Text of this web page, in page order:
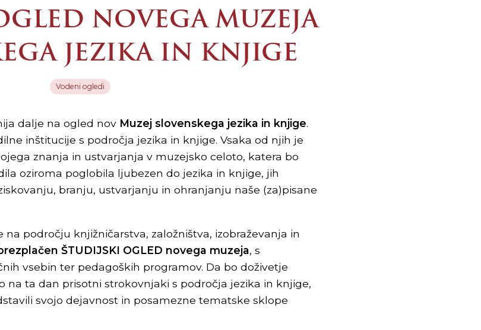
NOVEGA MUZEJA
JEZIKA IN KNJIGE
Vodeni ogledi
dalje na ogled nov Muzej slovenskega jezika in knjige.
inštitucije s področja jezika in knjige. Vsaka od njih je
znanja in ustvarjanja v muzejsko celoto, katera bo
oziroma poglobila ljubezen do jezika in knjige, jih
branju, ustvarjanju in ohranjanju naše (za)pisane
področju knjižničarstva, založništva, izobraževanja in
ŠTUDIJSKI OGLED novega muzeja, s
vsebin ter pedagoških programov. Da bo doživetje
na ta dan prisotni strokovnjaki s področja jezika in knjige,
svojo dejavnost in posamezne tematske sklope